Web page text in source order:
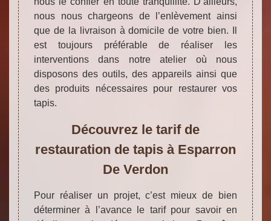
nous nous chargeons de l’enlèvement ainsi
que de la livraison à domicile de votre bien. Il
est toujours préférable de réaliser les
interventions dans notre atelier où nous
disposons des outils, des appareils ainsi que
des produits nécessaires pour restaurer vos
tapis.
Découvrez le tarif de
restauration de tapis à Esparron
De Verdon
Pour réaliser un projet, c’est mieux de bien
déterminer à l’avance le tarif pour savoir en